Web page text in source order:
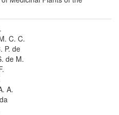
C. C.
P. de
de M.
A.